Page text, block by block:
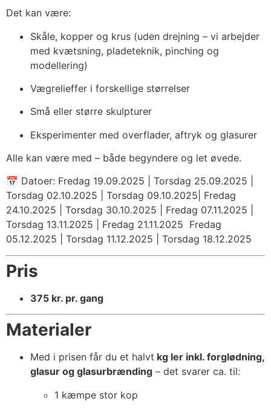
Det kan være:
Skåle, kopper og krus (uden drejning – vi arbejder
med kvætsning, pladeteknik, pinching og
modellering)
Vægrelieffer i forskellige størrelser
Små eller større skulpturer
Eksperimenter med overflader, aftryk og glasurer
Alle kan være med – både begyndere og let øvede.
📅 Datoer: Fredag 19.09.2025 | Torsdag 25.09.2025 |
Torsdag 02.10.2025 | Torsdag 09.10.2025| Fredag
24.10.2025 | Torsdag 30.10.2025 | Fredag 07.11.2025 |
Torsdag 13.11.2025 | Fredag 21.11.2025 Fredag
05.12.2025 | Torsdag 11.12.2025 | Torsdag 18.12.2025
Pris
375 kr. pr. gang
Materialer
Med i prisen får du et halvt kg ler inkl. forglødning,
glasur og glasurbrænding – det svarer ca. til:
1 kæmpe stor kop